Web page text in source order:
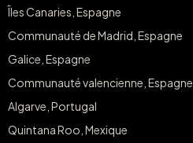
Îles Canaries, Espagne
Communauté de Madrid, Espagne
Galice, Espagne
Communauté valencienne, Espagne
Algarve, Portugal
Quintana Roo, Mexique